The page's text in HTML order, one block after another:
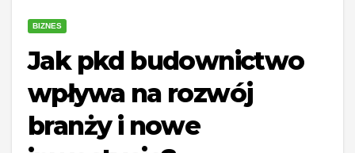
BIZNES
Jak pkd budownictwo
wpływa na rozwój
branży i nowe